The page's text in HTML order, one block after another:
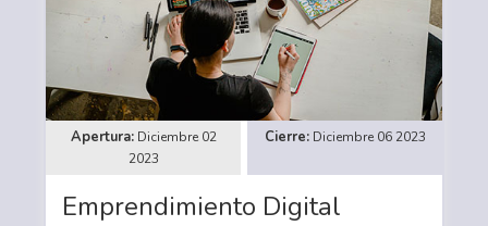
Diciembre 02
2023
Diciembre 06 2023
Emprendimiento Digital